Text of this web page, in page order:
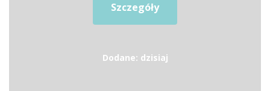
Szczegóły
Dodane: dzisiaj